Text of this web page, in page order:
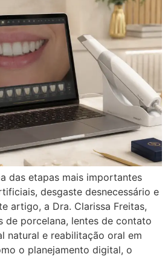
das etapas mais importantes
desgaste desnecessário e
artigo, a Dra. Clarissa Freitas,
de porcelana, lentes de contato
natural e reabilitação oral em
o planejamento digital, o